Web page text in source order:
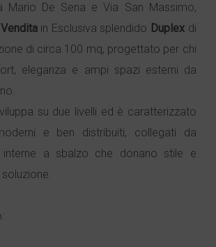
Mario De Sena e Via San Massimo,
Venditain Esclusiva splendido Duplex di
di circa 100 mq, progettato per chi
eleganza e ampi spazi esterni da
su due livelli ed è caratterizzato
e ben distribuiti, collegati da
interne a sbalzo che donano stile e